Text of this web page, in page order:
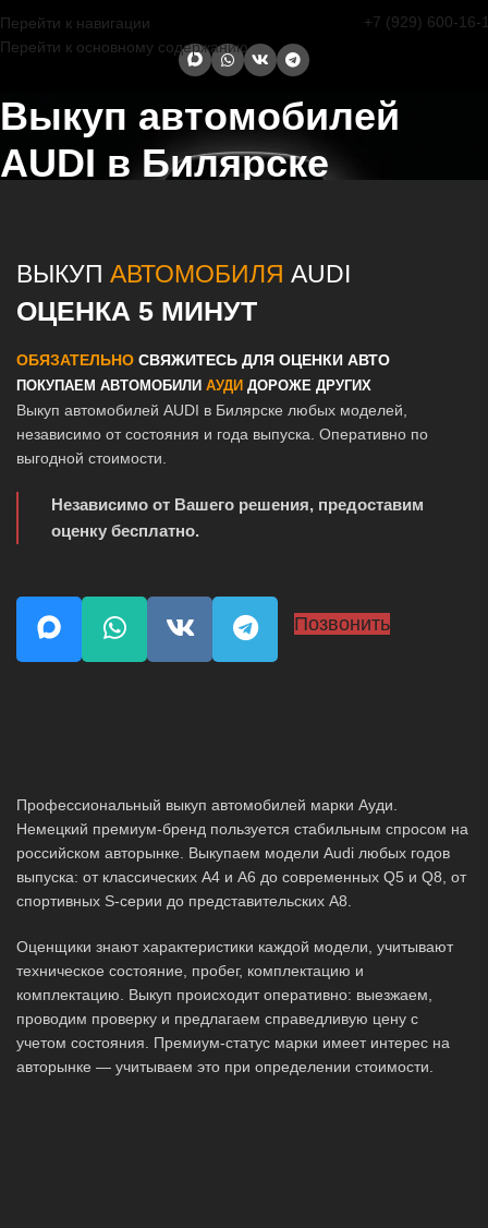
Перейти к навигации
Перейти к основному содержанию
+7 (929) 600-16-
Выкуп автомобилей
AUDI в Билярске
ВЫКУП АВТОМОБИЛЯ AUDI
ОЦЕНКА 5 МИНУТ
ОБЯЗАТЕЛЬНО СВЯЖИТЕСЬ ДЛЯ ОЦЕНКИ АВТО
ПОКУПАЕМ АВТОМОБИЛИ АУДИ ДОРОЖЕ ДРУГИХ
Выкуп автомобилей AUDI в Билярске любых моделей,
независимо от состояния и года выпуска. Оперативно по
выгодной стоимости.
Независимо от Вашего решения, предоставим
оценку бесплатно.
Позвонить
Профессиональный выкуп автомобилей марки Ауди.
Немецкий премиум-бренд пользуется стабильным спросом на
российском авторынке. Выкупаем модели Audi любых годов
выпуска: от классических A4 и A6 до современных Q5 и Q8, от
спортивных S-серии до представительских A8.
Оценщики знают характеристики каждой модели, учитывают
техническое состояние, пробег, комплектацию и
комплектацию. Выкуп происходит оперативно: выезжаем,
проводим проверку и предлагаем справедливую цену с
учетом состояния. Премиум-статус марки имеет интерес на
авторынке — учитываем это при определении стоимости.